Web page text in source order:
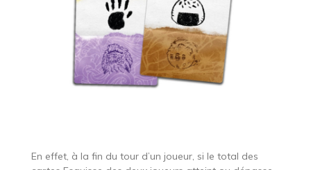
En effet, à la fin du tour d’un joueur, si le total des